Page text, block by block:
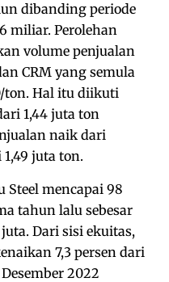
dibanding periode
miliar. Perolehan
volume penjualan
CRM yang semula
ton. Hal itu diikuti
1,44 juta ton
naik dari
juta ton.
Steel mencapai 98
tahun lalu sebesar
juta. Dari sisi ekuitas,
7,3 persen dari
2022